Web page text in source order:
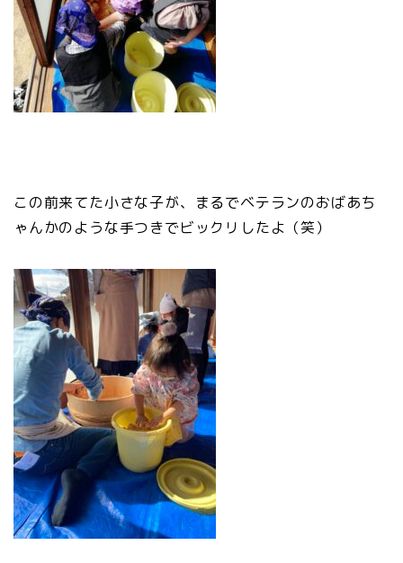
この前来てた小さな子が、まるでベテランのおばあち
ゃんかのような手つきでビックリしたよ（笑）